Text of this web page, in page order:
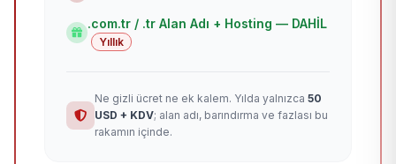
.com.tr / .tr Alan Adı + Hosting — DAHİL
Yıllık
Ne gizli ücret ne ek kalem. Yılda yalnızca 50
USD + KDV; alan adı, barındırma ve fazlası bu
rakamın içinde.